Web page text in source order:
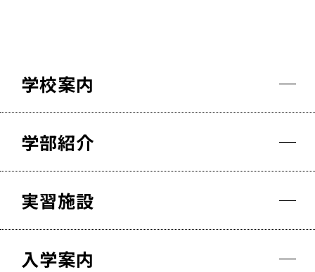
学校案内
学部紹介
実習施設
入学案内